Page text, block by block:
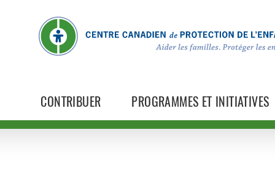
CONTRIBUER PROGRAMMES ET INITIATIVES